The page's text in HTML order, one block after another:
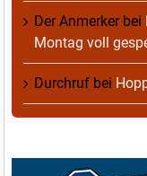
Der Anmerkerbei
Montag voll
Durchruf bei